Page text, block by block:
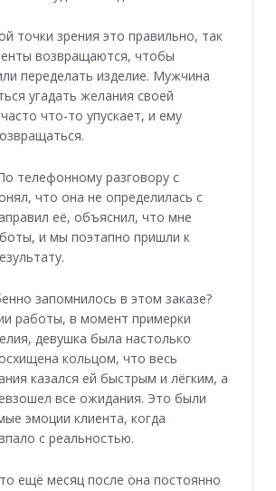
точки зрения это правильно, так
возвращаются, чтобы
переделать изделие. Мужчина
угадать желания своей
что-то упускает, и ему
телефонному разговору с
что она не определилась с
её, объяснил, что мне
и мы поэтапно пришли к
запомнилось в этом заказе?
работы, в момент примерки
девушка была настолько
кольцом, что весь
казался ей быстрым и лёгким, а
все ожидания. Это были
эмоции клиента, когда
с реальностью.
ещё месяц после она постоянно